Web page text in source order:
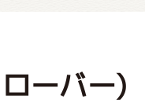
ーバー)